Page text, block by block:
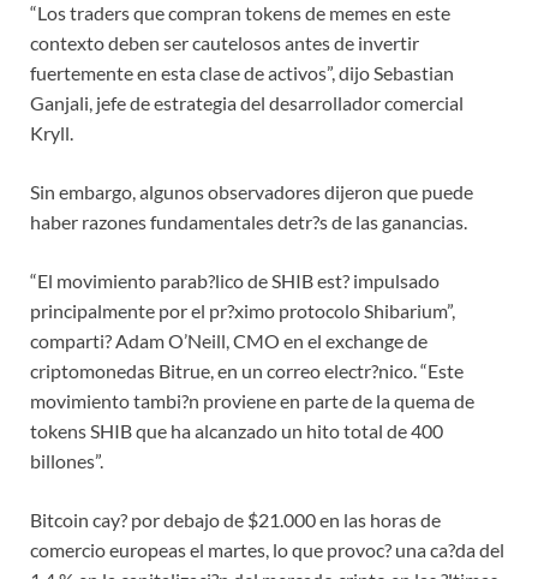
“Los traders que compran tokens de memes en este
contexto deben ser cautelosos antes de invertir
fuertemente en esta clase de activos”, dijo Sebastian
Ganjali, jefe de estrategia del desarrollador comercial
Kryll.
Sin embargo, algunos observadores dijeron que puede
haber razones fundamentales detr?s de las ganancias.
“El movimiento parab?lico de SHIB est? impulsado
principalmente por el pr?ximo protocolo Shibarium”,
comparti? Adam O’Neill, CMO en el exchange de
criptomonedas Bitrue, en un correo electr?nico. “Este
movimiento tambi?n proviene en parte de la quema de
tokens SHIB que ha alcanzado un hito total de 400
billones”.
Bitcoin cay? por debajo de $21.000 en las horas de
comercio europeas el martes, lo que provoc? una ca?da del